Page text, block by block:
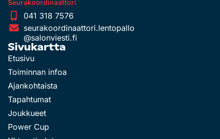
Seurakoordinaattori
041 318 7576
seurakoordinaattori.lentopallo
@salonviesti.fi
Sivukartta
Etusivu
Toiminnan infoa
Ajankohtaista
Tapahtumat
Joukkueet
Power Cup